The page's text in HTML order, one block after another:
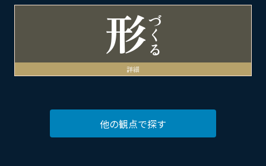
形づくる
他の観点で探す